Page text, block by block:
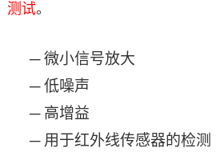
测试。
─微小信号放大
─低噪声
─ 高增益
─ 用于红外线传感器的检测